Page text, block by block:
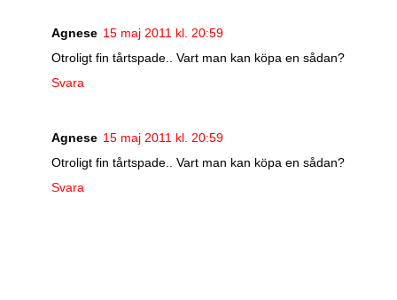
Agnese 15 maj 2011 kl. 20:59
Otroligt fin tårtspade.. Vart man kan köpa en sådan?
Svara
Agnese 15 maj 2011 kl. 20:59
Otroligt fin tårtspade.. Vart man kan köpa en sådan?
Svara